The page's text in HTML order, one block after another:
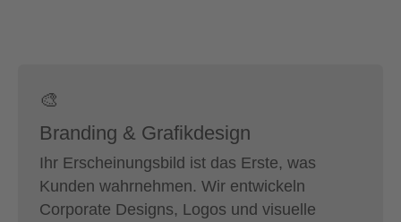
🎨
Branding & Grafikdesign
Ihr Erscheinungsbild ist das Erste, was
Kunden wahrnehmen. Wir entwickeln
Corporate Designs, Logos und visuelle